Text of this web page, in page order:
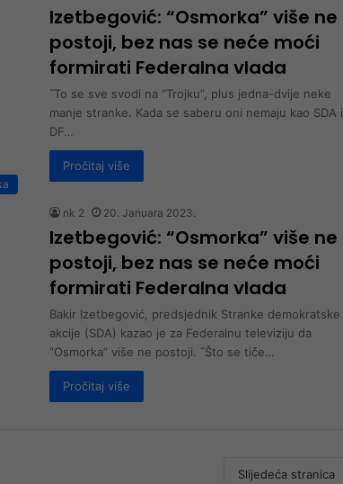
Izetbegović: “Osmorka” više ne
postoji, bez nas se neće moći
formirati Federalna vlada
˝To se sve svodi na “Trojku”, plus jedna-dvije neke
manje stranke. Kada se saberu oni nemaju kao SDA i
DF…
Pročitaj više
nk 2 20. Januara 2023.
Izetbegović: “Osmorka” više ne
postoji, bez nas se neće moći
formirati Federalna vlada
Bakir Izetbegović, predsjednik Stranke demokratske
akcije (SDA) kazao je za Federalnu televiziju da
“Osmorka” više ne postoji. ˝Što se tiče…
Pročitaj više
Slijedeća stranica